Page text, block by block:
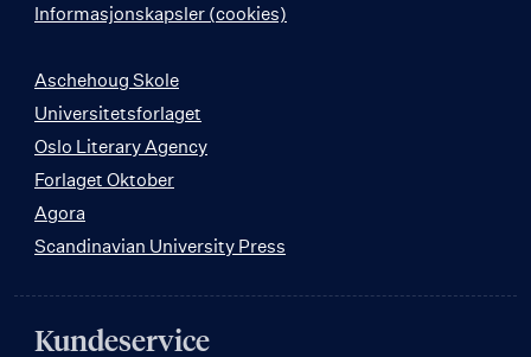
Informasjonskapsler (cookies)
Aschehoug Skole
Universitetsforlaget
Oslo Literary Agency
Forlaget Oktober
Agora
Scandinavian University Press
Kundeservice